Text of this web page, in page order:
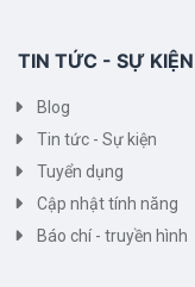
TIN TỨC - SỰ KIỆN
Blog
Tin tức - Sự kiện
Tuyển dụng
Cập nhật tính năng
Báo chí - truyền hình